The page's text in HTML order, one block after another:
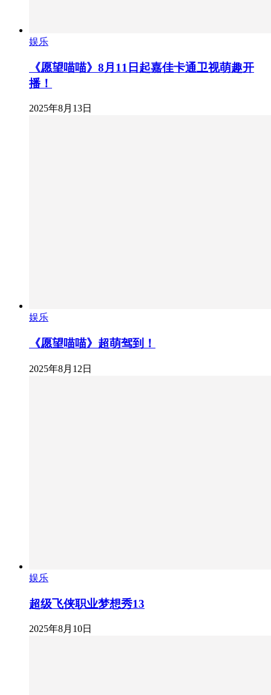
娱乐
《愿望喵喵》8月11日起嘉佳卡通卫视萌趣开
播！
2025年8月13日
娱乐
《愿望喵喵》超萌驾到！
2025年8月12日
娱乐
超级飞侠职业梦想秀13
2025年8月10日